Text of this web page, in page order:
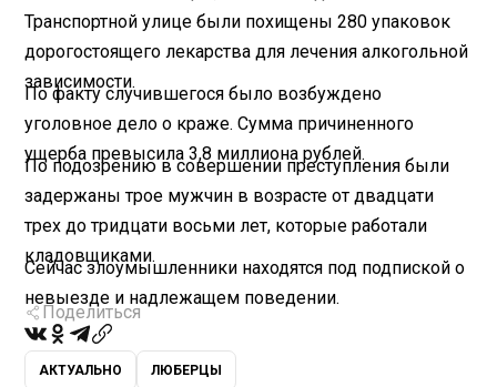
Транспортной улице были похищены 280 упаковок
дорогостоящего лекарства для лечения алкогольной
зависимости.
По факту случившегося было возбуждено
уголовное дело о краже. Сумма причиненного
ущерба превысила 3,8 миллиона рублей.
По подозрению в совершении преступления были
задержаны трое мужчин в возрасте от двадцати
трех до тридцати восьми лет, которые работали
кладовщиками.
Сейчас злоумышленники находятся под подпиской о
невыезде и надлежащем поведении.
Поделиться
АКТУАЛЬНО ЛЮБЕРЦЫ